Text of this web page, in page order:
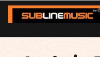
Zum
Inhalt